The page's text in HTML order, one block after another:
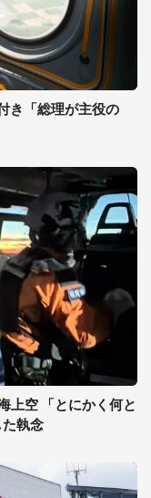
き「総理が主役の
上空 「とにかく何と
執念